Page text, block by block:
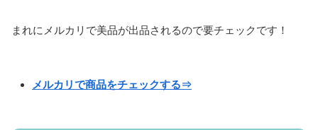
まれにメルカリで美品が出品されるので要チェックです！
メルカリで商品をチェックする⇒